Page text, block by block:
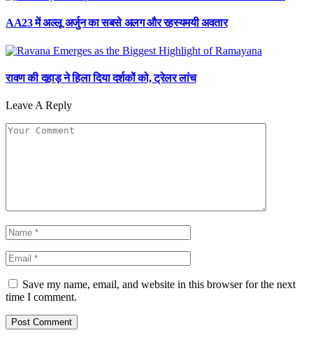
AA23 में अल्लू अर्जुन का सबसे अलग और रहस्यमयी अवतार
रावण की दहाड़ ने हिला दिया दर्शकों को, ट्रेलर लांच
Leave A Reply
Save my name, email, and website in this browser for the next
time I comment.